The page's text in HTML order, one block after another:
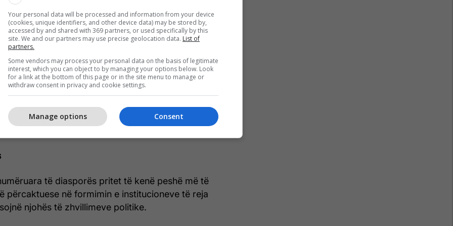
ndërsa AAK 432 vota më pak. E vetmja parti që
LDK me 568 vota më shumë.
ka humbur 11.536 vota, PDK 2.906,
më pak. AAK në këtë komunë ka shënuar rritje
është e vetmja nga katër partitë
rënie, duke humbur 4.630 vota, ndërsa PDK
vota, AAK për 352 vota dhe LDK për 321 vota.
të diasporës pritet të kenë peshë më të
përcaktuese në formimin e institucioneve të reja
njohës të zhvillimeve politike.
Your personal data will be processed and information from your device
(cookies, unique identifiers, and other device data) may be stored by,
accessed by and shared with 369 partners, or used specifically by this
site. We and our partners may use precise geolocation data. List of
partners.
Some vendors may process your personal data on the basis of legitimate
interest, which you can object to by managing your options below. Look
for a link at the bottom of this page or in the site menu to manage or
withdraw consent in privacy and cookie settings.
Consent
Manage options